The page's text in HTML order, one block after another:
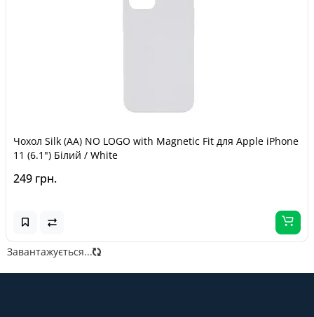
Чохол Silk (AA) NO LOGO with Magnetic Fit для Apple iPhone
11 (6.1") Білий / White
249 грн.
Завантажується...